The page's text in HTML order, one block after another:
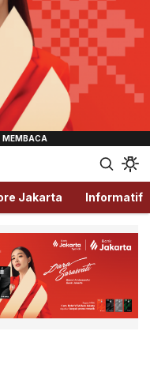
Jakarta Informatif